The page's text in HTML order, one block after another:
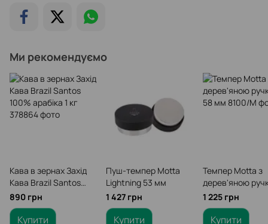
Ми рекомендуємо
Кава в зернах Захід
Кава Brazil Santos
100% арабіка 1 кг
890 грн
Купити
Пуш-темпер Мotta
Lightning 53 мм
1 427 грн
Купити
Темпер Мotta з
дерев'яною
58 мм
1 225 грн
Купити